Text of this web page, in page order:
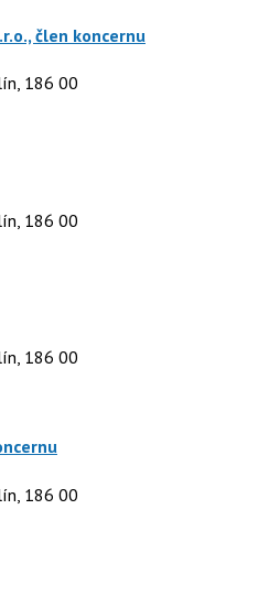
člen koncernu
186 00
186 00
186 00
186 00